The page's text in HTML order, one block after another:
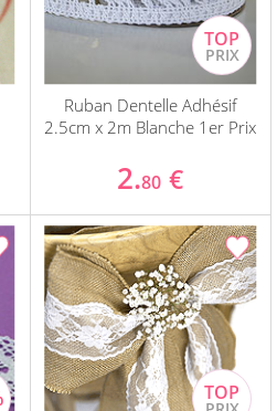
Ruban Dentelle Adhésif
2.5cm x 2m Blanche 1er Prix
2.80 €